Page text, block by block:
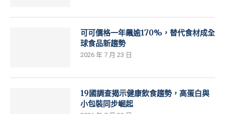
可可價格一年飆逾170%，替代食材成全
球食品新趨勢
2026 年 7 月 23 日
19國調查揭示健康飲食趨勢，高蛋白與
小包裝同步崛起